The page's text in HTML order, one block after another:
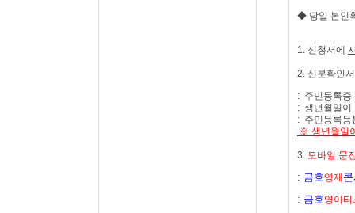
◆ 당일 본인
1. 신청서에
2. 신분확인
: 주민등록증
: 생년월일이
: 주민등록등
※ 생년월일
3. 모바일 문
: 금호영재
: 금호영아티